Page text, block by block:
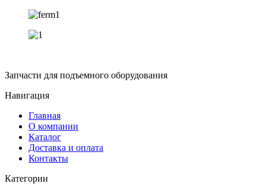
Запчасти для подъемного оборудования
Навигация
Главная
О компании
Каталог
Доставка и оплата
Контакты
Категории